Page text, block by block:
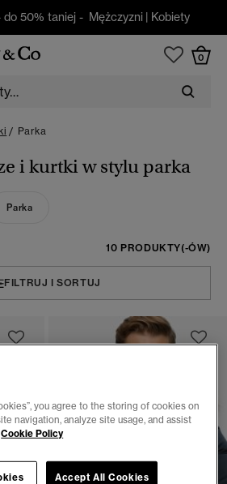
do 50% taniej - Mężczyzni | Kobiety
0
Parka
i kurtki w stylu parka
Parka
10 PRODUKTY(-ÓW)
FILTRUJ I SORTUJ
you agree to the storing of cookies on
navigation, analyze site usage, and assist
Cookie Policy
Accept All Cookies